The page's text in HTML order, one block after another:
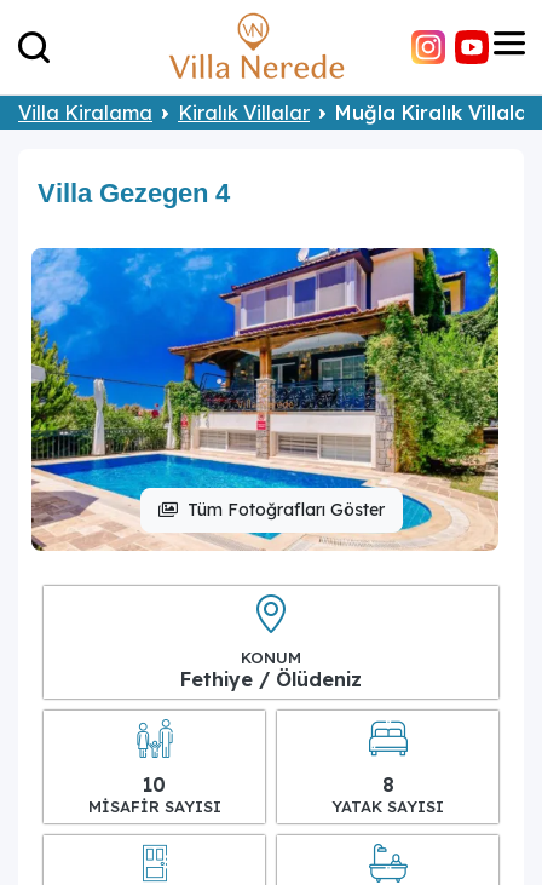
Villa Kiralama Kiralık Villalar Muğla Kiralık Villalar
Villa Gezegen 4
Tüm Fotoğrafları Göster
KONUM
Fethiye / Ölüdeniz
10
MISAFIR SAYISI
8
YATAK SAYISI